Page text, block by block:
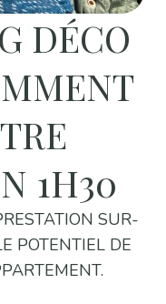
DÉCO
1H30
SUR-
POTENTIEL DE